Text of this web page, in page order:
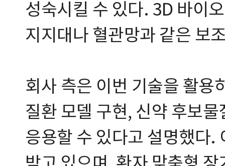
성숙시킬 수 있다. 3D 바이
지지대나 혈관망과 같은 보
회사 측은 이번 기술을 활용
질환 모델 구현, 신약 후보
응용할 수 있다고 설명했다.